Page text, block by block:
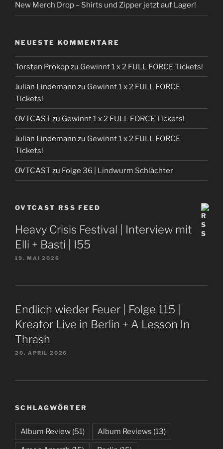
New Merch Drop – Shirts und Zipper jetzt auf Lager!
NEUESTE KOMMENTARE
Torsten Prokopzu Gewinnt 1 x 2 FULL FORCE Tickets!
Julian Lindemann zu Gewinnt 1 x 2 FULL FORCE
Tickets!
OVTCAST zu Gewinnt 1 x 2 FULL FORCE Tickets!
Julian Lindemann zu Gewinnt 1 x 2 FULL FORCE
Tickets!
OVTCAST zu Folge 36 | Lindwurm Schlächter
OVTCAST RSS FEED
Heavy Crisis Festival | Interview mit
Elli + Basti | I55
19. MAI 2026
Endlich wieder Feuer | Folge 115 |
Kreator Live in Berlin + A Lesson In
Thrash
20. APRIL 2026
SCHLAGWÖRTER
Album Review (51) Album Reviews (13)